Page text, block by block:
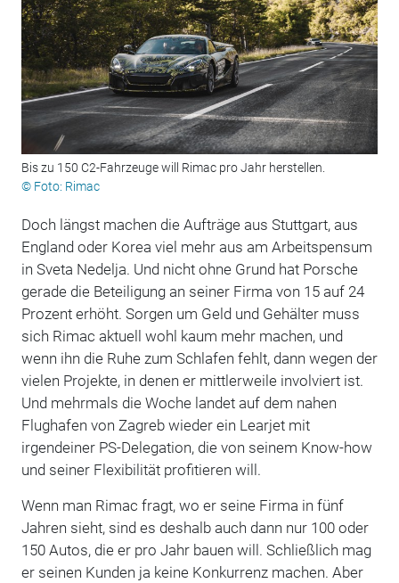
Bis zu 150 C2-Fahrzeuge will Rimac pro Jahr herstellen.
© Foto: Rimac
Doch längst machen die Aufträge aus Stuttgart, aus
England oder Korea viel mehr aus am Arbeitspensum
in Sveta Nedelja. Und nicht ohne Grund hat Porsche
gerade die Beteiligung an seiner Firma von 15 auf 24
Prozent erhöht. Sorgen um Geld und Gehälter muss
sich Rimac aktuell wohl kaum mehr machen, und
wenn ihn die Ruhe zum Schlafen fehlt, dann wegen der
vielen Projekte, in denen er mittlerweile involviert ist.
Und mehrmals die Woche landet auf dem nahen
Flughafen von Zagreb wieder ein Learjet mit
irgendeiner PS-Delegation, die von seinem Know-how
und seiner Flexibilität profitieren will.
Wenn man Rimac fragt, wo er seine Firma in fünf
Jahren sieht, sind es deshalb auch dann nur 100 oder
150 Autos, die er pro Jahr bauen will. Schließlich mag
er seinen Kunden ja keine Konkurrenz machen. Aber